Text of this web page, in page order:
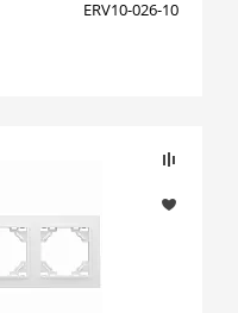
ERV10-026-10